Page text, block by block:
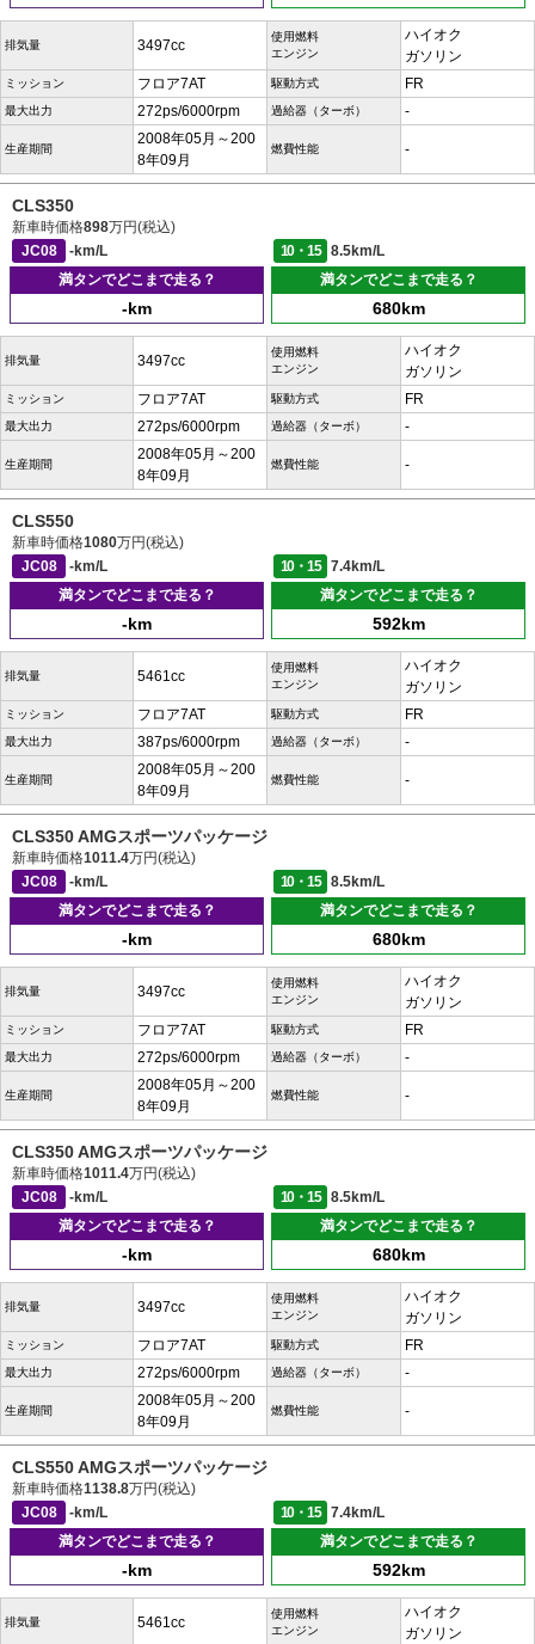
排気量 3497cc
使用燃料
エンジン
ハイオク
ガソリン
ミッション フロア7AT 駆動方式 FR
最大出力 272ps/6000rpm 過給器（ターボ） -
生産期間
2008年05月～200
8年09月
燃費性能 -
CLS350
新車時価格898万円(税込)
JC08
-km/L 10・15
8.5km/L
満タンでどこまで走る？
-km
満タンでどこまで走る？
680km
排気量 3497cc
使用燃料
エンジン
ハイオク
ガソリン
ミッション フロア7AT 駆動方式 FR
最大出力 272ps/6000rpm 過給器（ターボ） -
生産期間
2008年05月～200
8年09月
燃費性能 -
CLS550
新車時価格1080万円(税込)
JC08
-km/L 10・15
7.4km/L
満タンでどこまで走る？
-km
満タンでどこまで走る？
592km
排気量 5461cc
使用燃料
エンジン
ハイオク
ガソリン
ミッション フロア7AT 駆動方式 FR
最大出力 387ps/6000rpm 過給器（ターボ） -
生産期間
2008年05月～200
8年09月
燃費性能 -
CLS350 AMGスポーツパッケージ
新車時価格1011.4万円(税込)
JC08
-km/L 10・15
8.5km/L
満タンでどこまで走る？
-km
満タンでどこまで走る？
680km
排気量 3497cc
使用燃料
エンジン
ハイオク
ガソリン
ミッション フロア7AT 駆動方式 FR
最大出力 272ps/6000rpm 過給器（ターボ） -
生産期間
2008年05月～200
8年09月
燃費性能 -
CLS350 AMGスポーツパッケージ
新車時価格1011.4万円(税込)
JC08
-km/L 10・15
8.5km/L
満タンでどこまで走る？
-km
満タンでどこまで走る？
680km
排気量 3497cc
使用燃料
エンジン
ハイオク
ガソリン
ミッション フロア7AT 駆動方式 FR
最大出力 272ps/6000rpm 過給器（ターボ） -
生産期間
2008年05月～200
8年09月
燃費性能 -
CLS550 AMGスポーツパッケージ
新車時価格1138.8万円(税込)
JC08
-km/L 10・15
7.4km/L
満タンでどこまで走る？
-km
満タンでどこまで走る？
592km
排気量 5461cc
使用燃料
エンジン
ハイオク
ガソリン